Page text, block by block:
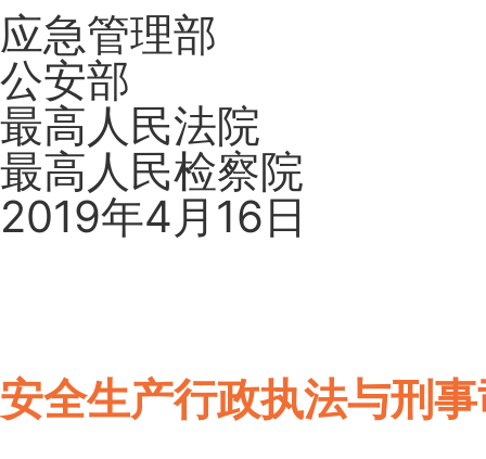
应急管理部
公安部
最高人民法院
最高人民检察院
2019年4月16日
安全生产行政执法与刑